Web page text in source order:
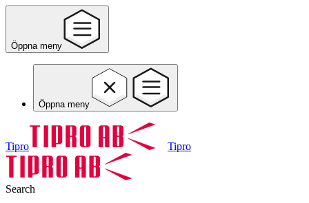
Öppna meny
Öppna meny
Tipro Tipro
Search